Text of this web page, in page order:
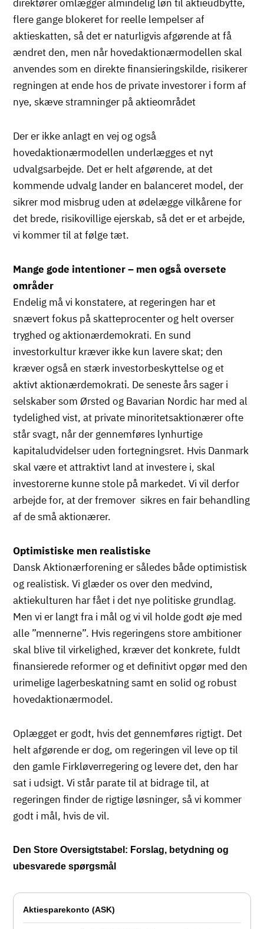
direktører omlægger almindelig løn til aktieudbytte,
flere gange blokeret for reelle lempelser af
aktieskatten, så det er naturligvis afgørende at få
ændret den, men når hovedaktionærmodellen skal
anvendes som en direkte finansieringskilde, risikerer
regningen at ende hos de private investorer i form af
nye, skæve stramninger på aktieområdet
Der er ikke anlagt en vej og også
hovedaktionærmodellen underlægges et nyt
udvalgsarbejde. Det er helt afgørende, at det
kommende udvalg lander en balanceret model, der
sikrer mod misbrug uden at ødelægge vilkårene for
det brede, risikovillige ejerskab, så det er et arbejde,
vi kommer til at følge tæt.
Mange gode intentioner – men også oversete
områder
Endelig må vi konstatere, at regeringen har et
snævert fokus på skatteprocenter og helt overser
tryghed og aktionærdemokrati. En sund
investorkultur kræver ikke kun lavere skat; den
kræver også en stærk investorbeskyttelse og et
aktivt aktionærdemokrati. De seneste års sager i
selskaber som Ørsted og Bavarian Nordic har med al
tydelighed vist, at private minoritetsaktionærer ofte
står svagt, når der gennemføres lynhurtige
kapitaludvidelser uden fortegningsret. Hvis Danmark
skal være et attraktivt land at investere i, skal
investorerne kunne stole på markedet. Vi vil derfor
arbejde for, at der fremover sikres en fair behandling
af de små aktionærer.
Optimistiske men realistiske
Dansk Aktionærforening er således både optimistisk
og realistisk. Vi glæder os over den medvind,
aktiekulturen har fået i det nye politiske grundlag.
Men vi er langt fra i mål og vi vil holde godt øje med
alle ”mennerne”. Hvis regeringens store ambitioner
skal blive til virkelighed, kræver det konkrete, fuldt
finansierede reformer og et definitivt opgør med den
urimelige lagerbeskatning samt en solid og robust
hovedaktionærmodel.
Oplægget er godt, hvis det gennemføres rigtigt. Det
helt afgørende er dog, om regeringen vil leve op til
den gamle Firkløverregering og levere det, den har
sat i udsigt. Vi står parate til at bidrage til, at
regeringen finder de rigtige løsninger, så vi kommer
godt i mål, hvis de vil.
Den Store Oversigtstabel: Forslag, betydning og
ubesvarede spørgsmål
Aktiesparekonto (ASK)